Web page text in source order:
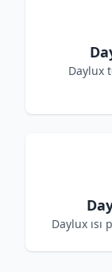
Daylux
Daylux ısı